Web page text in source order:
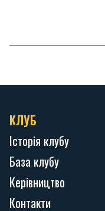
КЛУБ
Історія клубу
База клубу
Керівництво
Контакти